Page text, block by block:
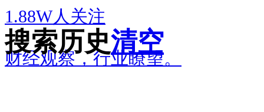
搜索历史清空
1.88W人关注
财经观察，行业瞭望。